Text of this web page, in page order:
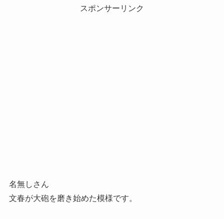
スポンサーリンク
名無しさん
文春が大砲を磨き始めた模様です。